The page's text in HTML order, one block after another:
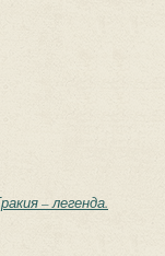
– легенда.